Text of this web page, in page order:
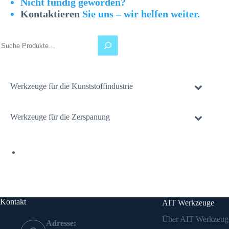
Kontaktieren Sie uns – wir helfen weiter.
Werkzeuge für die Kunststoffindustrie
Werkzeuge für die Zerspanung
Kontakt
Adresse:
AIT Werkzeuge
Über AIT